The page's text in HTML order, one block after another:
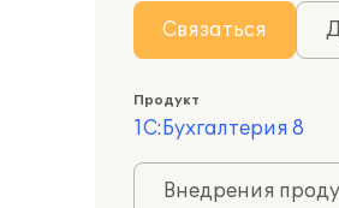
Связаться
Продукт
1С:Бухгалтерия 8
Внедрения